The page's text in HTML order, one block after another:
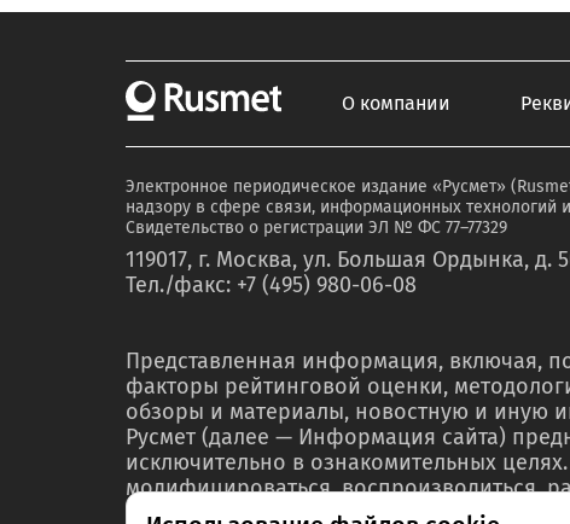
О компании
Электронное периодическое издание «Русмет»
надзору в сфере связи, информационных технологий
Свидетельство о регистрации ЭЛ № ФС 77–77329
119017, г. Москва, ул. Большая Ордынка, д.
Тел./факс: +7 (495) 980-06-08
Представленная информация, включая,
факторы рейтинговой оценки,
обзоры и материалы, новостную и иную
Русмет (далее — Информация сайта)
исключительно в ознакомительных
модифицироваться, воспроизводиться,
любой форме ни полностью, ни частично